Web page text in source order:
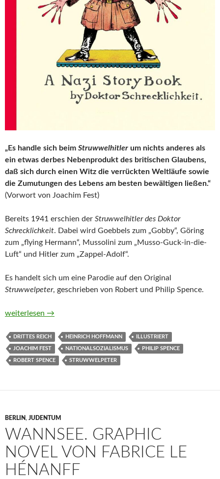
„Es handle sich beim Struwwelhitler um nichts anderes als
ein etwas derbes Nebenprodukt des britischen Glaubens,
daß sich durch einen Witz die verrückten Weltläufe sowie
die Zumutungen des Lebens am besten bewältigen ließen.“
(Vorwort von Joachim Fest)
Bereits 1941 erschien der Struwwelhitler des Doktor
Schrecklichkeit. Dabei wird Goebbels zum „Gobby“, Göring
zum „flying Hermann“, Mussolini zum „Musso-Guck-in-die-
Luft“ und Hitler zum „Zappel-Adolf“.
Es handelt sich um eine Parodie auf den Original
Struwwelpeter, geschrieben von Robert und Philip Spence.
Struwwelhitler. A Nazi Story Book by Dr. Schrecklichkeit von
weiterlesen →
DRITTES REICH HEINRICH HOFFMANN ILLUSTRIERT
JOACHIM FEST NATIONALSOZIALISMUS PHILIP SPENCE
ROBERT SPENCE STRUWWELPETER
BERLIN, JUDENTUM
WANNSEE. GRAPHIC
NOVEL VON FABRICE LE
HÉNANFF